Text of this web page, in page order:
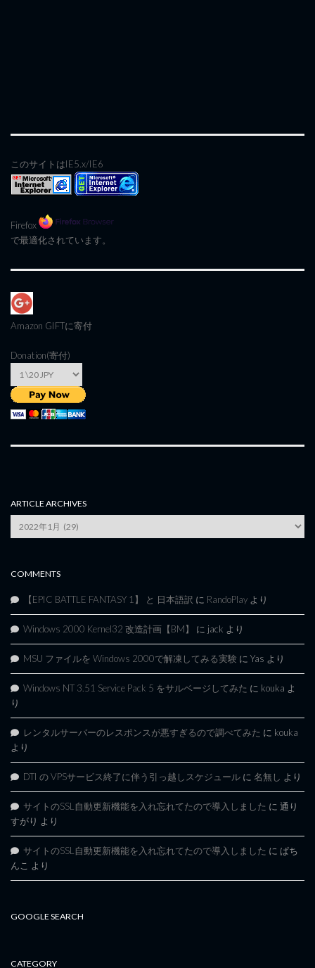
このサイトはIE5.x/IE6
Firefox
で最適化されています。
Amazon GIFTに寄付
Donation(寄付)
ARTICLE ARCHIVES
Archives
COMMENTS
【EPIC BATTLE FANTASY 1】 と 日本語訳 に RandoPlay より
Windows 2000 Kernel32 改造計画【BM】 に jack より
MSU ファイルを Windows 2000で解凍してみる実験 に Yas より
Windows NT 3.51 Service Pack 5 をサルベージしてみた に kouka よ
り
レンタルサーバーのレスポンスが悪すぎるので調べてみた に kouka
より
DTI の VPSサービス終了に伴う引っ越しスケジュール に 名無し より
サイトのSSL自動更新機能を入れ忘れてたので導入しました に 通り
すがり より
サイトのSSL自動更新機能を入れ忘れてたので導入しました に ぱち
んこ より
GOOGLE SEARCH
CATEGORY